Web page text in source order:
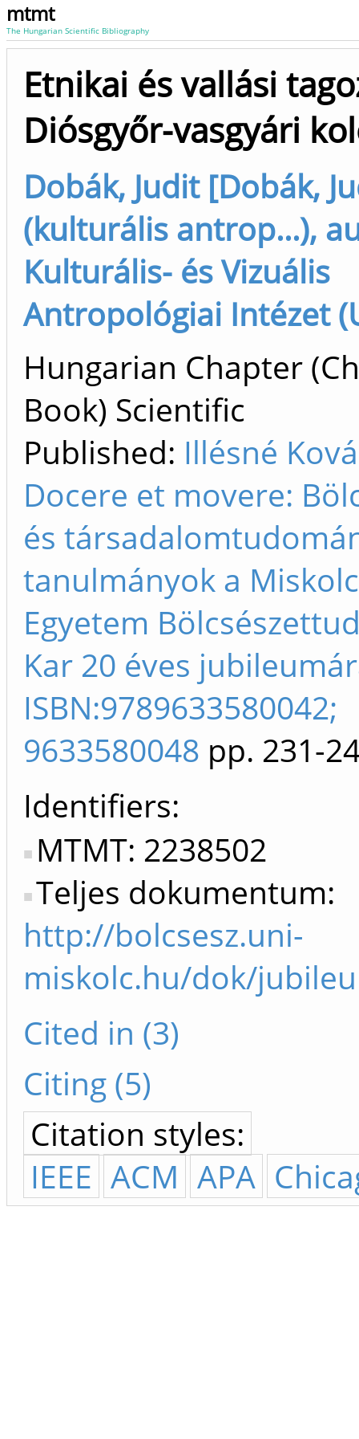
mtmt
The Hungarian Scientific Bibliography
Etnikai és vallási
Diósgyőr-vasgyári
Dobák, Judit [Dobák,
(kulturális antrop...),
Kulturális- és Vizuális
Antropológiai Intézet
Hungarian Chapter
Book) Scientific
Published: Illésné
Docere et movere:
és
tanulmányok a
Egyetem
Kar 20 éves
ISBN:9789633580042;
9633580048 pp. 231-
Identifiers
MTMT: 2238502
Teljes dokumentum:
http://bolcsesz.uni-
miskolc.hu/dok/
Cited in (3)
Citing (5)
Citation styles:
IEEE ACM APA